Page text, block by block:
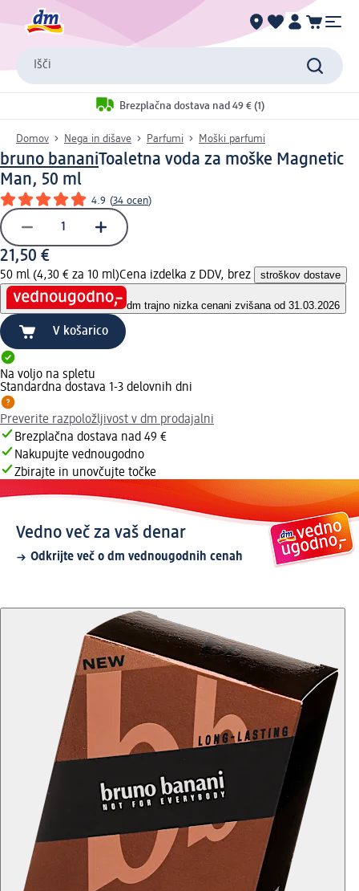
Išči
Brezplačna dostava nad 49 € (1)
Domov Nega in dišave Parfumi Moški parfumi
bruno bananiToaletna voda za moške Magnetic
Man, 50 ml
4.9 (34 ocen)
21,50 €
50 ml (4,30 € za 10 ml)Cena izdelka z DDV, brez stroškov dostave
dm trajno nizka cenani zvišana od 31.03.2026
V košarico
Na voljo na spletu
Standardna dostava 1-3 delovnih dni
Preverite razpoložljivost v dm prodajalni
Brezplačna dostava nad 49 €
Nakupujte vednougodno
Zbirajte in unovčujte točke
Vedno več za vaš denar
Odkrijte več o dm vednougodnih cenah